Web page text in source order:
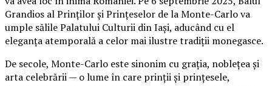
Grandios al Prinților și Prințeselor de la Monte-Carlo va
umple sălile Palatului Culturii din Iași, aducând cu el
eleganța atemporală a celor mai ilustre tradiții monegasce.
De secole, Monte-Carlo este sinonim cu grația, noblețea și
arta celebrării — o lume în care prinții și prințesele,